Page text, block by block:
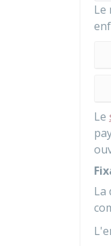
Le
Le
La